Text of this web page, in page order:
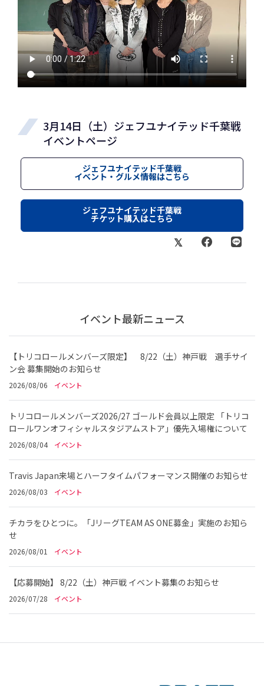
3月14日（土）ジェフユナイテッド千葉戦
イベントページ
ジェフユナイテッド千葉戦
イベント・グルメ情報はこちら
ジェフユナイテッド千葉戦
チケット購入はこちら
イベント最新ニュース
【トリコロールメンバーズ限定】 8/22（土）神戸戦 選手サイ
ン会 募集開始のお知らせ
2026/08/06 イベント
トリコロールメンバーズ2026/27 ゴールド会員以上限定 「トリコ
ロールワンオフィシャルスタジアムストア」優先入場権について
2026/08/04 イベント
Travis Japan来場とハーフタイムパフォーマンス開催のお知らせ
2026/08/03 イベント
チカラをひとつに。「JリーグTEAM AS ONE募金」実施のお知ら
せ
2026/08/01 イベント
【応募開始】 8/22（土）神戸戦 イベント募集のお知らせ
2026/07/28 イベント